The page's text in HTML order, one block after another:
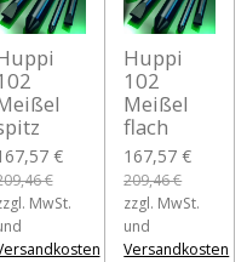
€
€
MwSt.
Huppi
102
Meißel
flach
167,57 €
209,46 €
zzgl. MwSt.
und
Versandkosten